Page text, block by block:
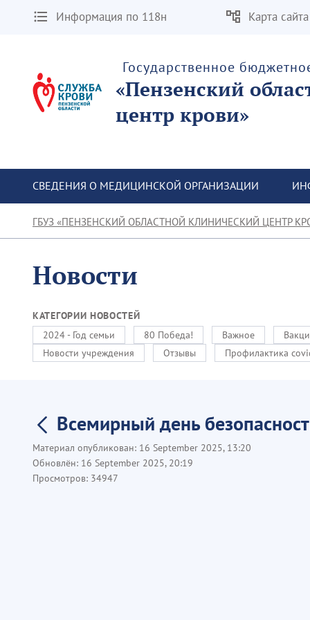
Информация по 118н Карта сайта
Государственное
«Пензенский
центр крови»
СВЕДЕНИЯ О МЕДИЦИНСКОЙ ОРГАНИЗАЦИИ
ГБУЗ «ПЕНЗЕНСКИЙ ОБЛАСТНОЙ КЛИНИЧЕСКИЙ ЦЕНТР
Новости
КАТЕГОРИИ НОВОСТЕЙ
2024 - Год семьи
80 Победа! Важное
Новости учреждения
Отзывы Профилактика
Всемирный день
Материал опубликован: 16 September 2025, 13:20
Обновлён: 16 September 2025, 20:19
Просмотров: 34947